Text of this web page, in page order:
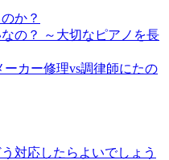
か？
の？ ～大切なピアノを長
カー修理vs調律師にたの
対応したらよいでしょう